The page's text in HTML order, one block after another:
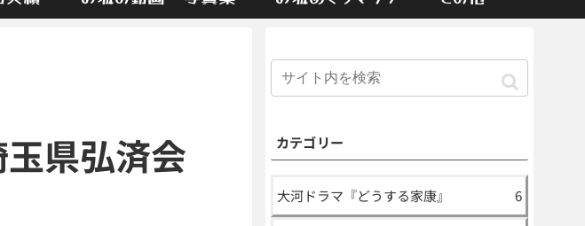
県弘済会
カテゴリー
大河ドラマ『どうする家康』 6